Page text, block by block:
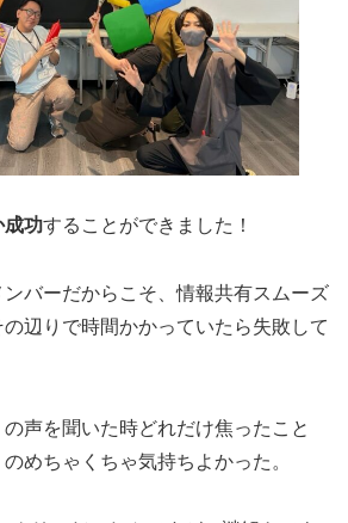
成功することができました！
バーだからこそ、情報共有スムーズ
辺りで時間かかっていたら失敗して
の声を聞いた時どれだけ焦ったこと
めちゃくちゃ気持ちよかった。